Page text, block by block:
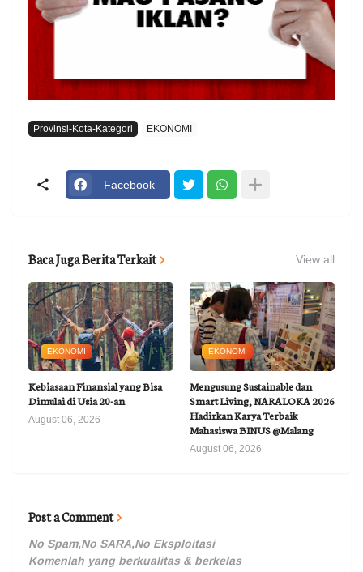
Provinsi-Kota-Kategori EKONOMI
Facebook
Baca Juga Berita Terkait View all
EKONOMI
Kebiasaan Finansial yang Bisa
Dimulai di Usia 20-an
August 06, 2026
EKONOMI
Mengusung Sustainable dan
Smart Living, NARALOKA 2026
Hadirkan Karya Terbaik
Mahasiswa BINUS @Malang
August 06, 2026
Post a Comment
No Spam,No SARA,No Eksploitasi
Komenlah yang berkualitas & berkelas